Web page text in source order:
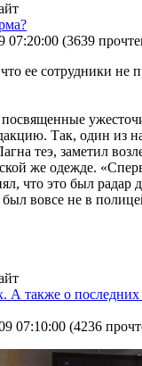
07:20:00 (3639
ее сотрудники не
Так, один из
теэ, заметил
же одежде.
что это был радар
был вовсе не в
А также о
07:10:00 (4236